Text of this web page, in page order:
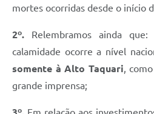
mortes ocorridas desde o início
2º. Relembramos ainda
calamidade ocorre a nível
somente à Alto Taquari,
grande imprensa;